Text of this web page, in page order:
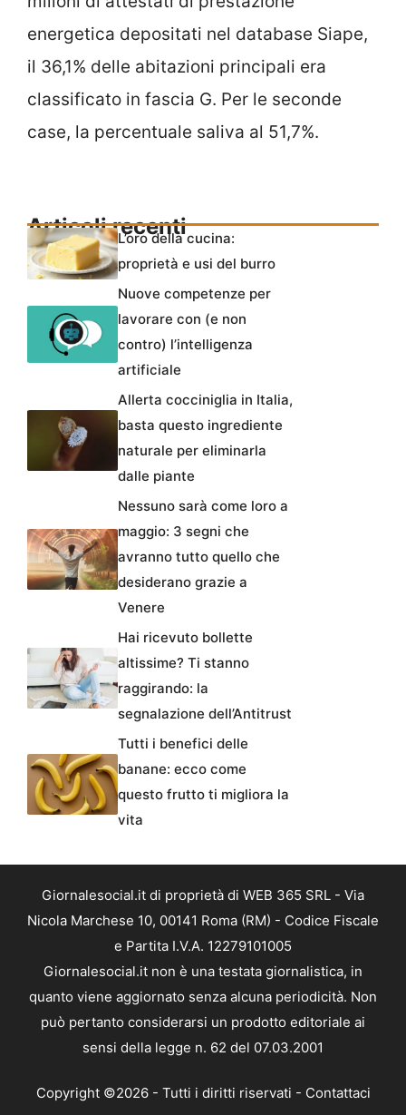
energetica depositati nel database Siape,
il 36,1% delle abitazioni principali era
classificato in fascia G. Per le seconde
case, la percentuale saliva al 51,7%.
Articoli recenti
L’oro della cucina:
proprietà e usi del burro
Nuove competenze per
lavorare con (e non
contro) l’intelligenza
artificiale
Allerta cocciniglia in Italia,
basta questo ingrediente
naturale per eliminarla
dalle piante
Nessuno sarà come loro a
maggio: 3 segni che
avranno tutto quello che
desiderano grazie a
Venere
Hai ricevuto bollette
altissime? Ti stanno
raggirando: la
segnalazione dell’Antitrust
Tutti i benefici delle
banane: ecco come
questo frutto ti migliora la
vita
Giornalesocial.it di proprietà di WEB 365 SRL - Via
Nicola Marchese 10, 00141 Roma (RM) - Codice Fiscale
e Partita I.V.A. 12279101005
Giornalesocial.it non è una testata giornalistica, in
quanto viene aggiornato senza alcuna periodicità. Non
può pertanto considerarsi un prodotto editoriale ai
sensi della legge n. 62 del 07.03.2001
Copyright ©2026 - Tutti i diritti riservati - Contattaci